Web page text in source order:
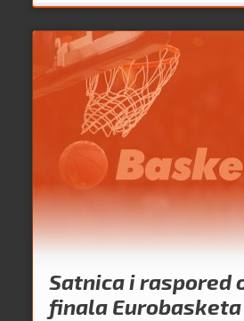
Satnica i raspored
finala Eurobasketa